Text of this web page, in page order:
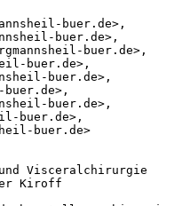
buer.de>,
buer.de>,
buer.de>,
buer.de>,
buer.de>,
buer.de>,
buer.de>,
buer.de>,
buer.de>
Visceralchirurgie
Kiroff